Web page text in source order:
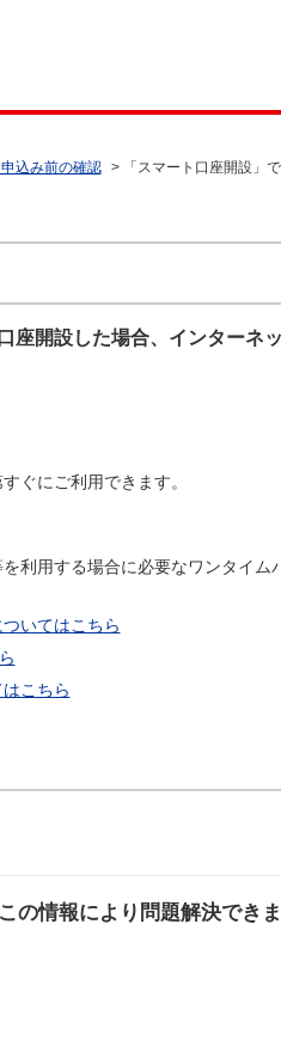
込み前の確認 >
「スマート口座開設」
座開設した場合、インターネ
ぐにご利用できます。
利用する場合に必要なワンタイ
いてはこちら
こちら
この情報により問題解決でき